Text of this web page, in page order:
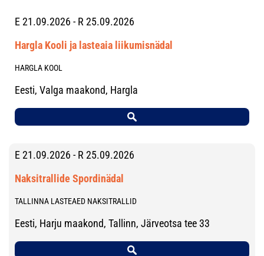
E 21.09.2026 - R 25.09.2026
Hargla Kooli ja lasteaia liikumisnädal
HARGLA KOOL
Eesti, Valga maakond, Hargla
E 21.09.2026 - R 25.09.2026
Naksitrallide Spordinädal
TALLINNA LASTEAED NAKSITRALLID
Eesti, Harju maakond, Tallinn, Järveotsa tee 33